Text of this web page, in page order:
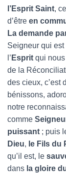
l’Esprit Saint,
d’être en
La demande
Seigneur qui est
l’ Esprit qui
de la
des cieux, c’est
bénissons,
notre
comme
puissant ; puis
Dieu, le Fils du
qu’il est, le
dans la gloire